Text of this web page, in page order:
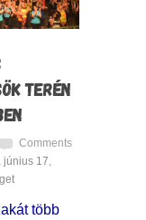
TERÉN
Comments
június 17
több